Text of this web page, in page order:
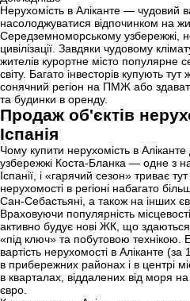
Нерухомість в Аліканте — чудовий
насолоджуватися відпочинком на
Середземноморському узбережжі,
цивілізації. Завдяки чудовому
жителів курортне місто популярне
світу. Багато інвесторів купують
сонячний регіон на ПМЖ або
та будинки в оренду.
Продаж об'єктів
Іспанія
Чому купити нерухомість в
узбережжі Коста-Бланка — одне з
Іспанії, і «гарячий сезон» триває
нерухомості в регіоні набагато
Сан-Себастьяні, а також на інших
Враховуючи популярність
активно будує нові ЖК, що
«під ключ» та побутовою технікою.
вартість нерухомості в Аліканте (за
в прибережних районах і в центрі
в кварталах, віддалених від моря
євро.